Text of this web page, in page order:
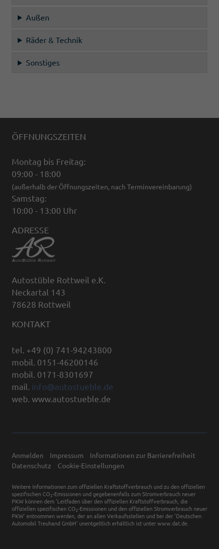
Außen
Räder & Technik
Sonstiges
ÖFFNUNGSZEITEN
Montag bis Freitag:
09:00 - 18:00
(außerhalb der Öffnungszeiten, nach Terminvereinbarung)
Samstag:
10:00 - 13:00 Uhr
ADRESSE
Autostüble Rottweil e.K.
Neckartal 143
78628 Rottweil
KONTAKT
tel. +49 (0) 741-94243800
mobil. 0151-46200146
mobil. 0171-8301697
mail. info@autostueble.de
web. www.autostueble.de
Anmelden Impressum
Informationen zur Barrierefreiheit
Datenschutz
Cookie-Einstellungen
Weitere Informationen zum offiziellen Kraftstoffverbrauch und zu den offiziellen
spezifischen CO 2-Emissionen und gegebenenfalls zum Stromverbrauch neuer
PKW können dem 'Leitfaden über den offiziellen Kraftstoffverbrauch, die
offiziellen spezifischen CO 2-Emissionen und den offiziellen Stromverbrauch neuer
PKW' entnommen werden, der an allen Verkaufsstellen und bei der 'Deutschen
Automobil Treuhand GmbH' unentgeltlich erhältlich ist unter www.dat.de.